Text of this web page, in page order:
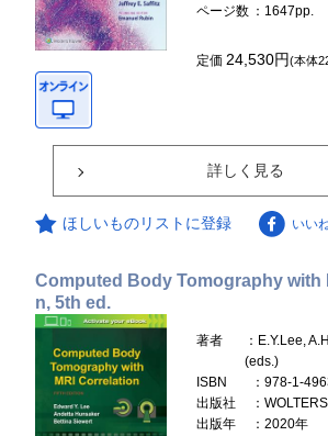
ページ数 ：1647pp.
定価24,530円(本体
詳しく見る
ほしいものリストに登録 いい
Computed Body Tomography with
n, 5th ed.
著者
：E.Y.Lee,
(eds.)
ISBN
：978-1-
出版社
：
出版年
：2020年